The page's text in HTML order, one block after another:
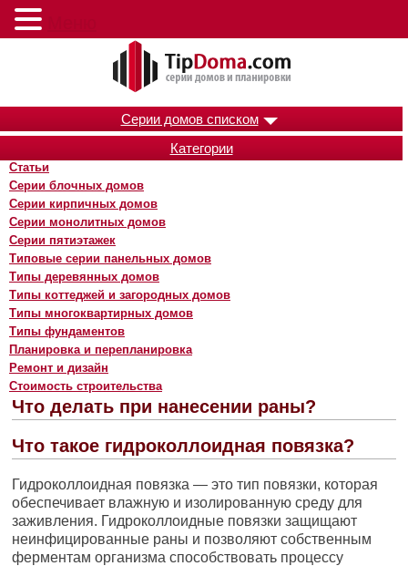
Серии домов списком
Категории
Статьи
Серии блочных домов
Серии кирпичных домов
Серии монолитных домов
Серии пятиэтажек
Типовые серии панельных домов
Типы деревянных домов
Типы коттеджей и загородных домов
Типы многоквартирных домов
Типы фундаментов
Планировка и перепланировка
Ремонт и дизайн
Стоимость строительства
Что делать при нанесении раны?
Что такое гидроколлоидная повязка?
Гидроколлоидная повязка — это тип повязки, которая
обеспечивает влажную и изолированную среду для
заживления. Гидроколлоидные повязки защищают
неинфицированные раны и позволяют собственным
ферментам организма способствовать процессу